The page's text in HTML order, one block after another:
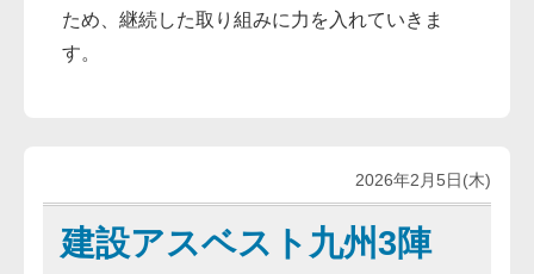
ため、継続した取り組みに力を入れていきま
す。
2026年2月5日(木)
建設アスベスト九州3陣